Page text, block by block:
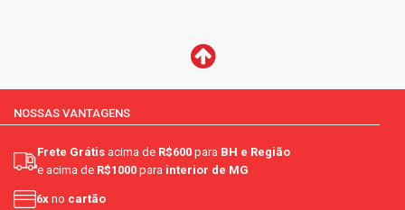
NOSSAS VANTAGENS
Frete Grátis acima de R$600 para BH e Região
e acima de R$1000 para interior de MG
6x no cartão